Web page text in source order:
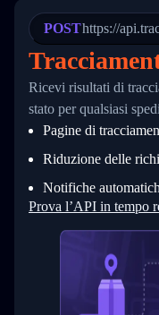
24
26
27
28
30
31
32
33
34
          {
          }
        ]
      }
    ]
  }
}
POSThttps://
Ricevi risultati di
stato per qualsiasi
Pagine di
Riduzione delle
Notifiche
Prova l’API in tempo